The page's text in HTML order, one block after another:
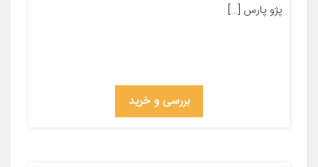
پژو پارس […]
بررسی و خرید